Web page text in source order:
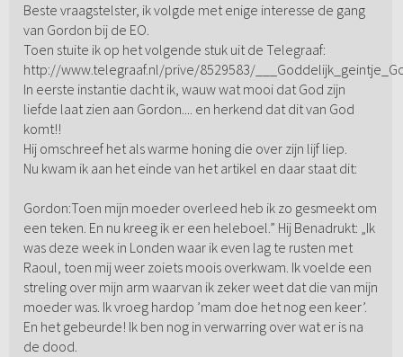
Beste vraagstelster, ik volgde met enige interesse de gang
van Gordon bij de EO.
Toen stuite ik op het volgende stuk uit de Telegraaf:
http://www.telegraaf.nl/prive/8529583/
In eerste instantie dacht ik, wauw wat mooi dat God zijn
liefde laat zien aan Gordon.... en herkend dat dit van God
komt!!
Hij omschreef het als warme honing die over zijn lijf liep.
Nu kwam ik aan het einde van het artikel en daar staat dit:
Gordon:Toen mijn moeder overleed heb ik zo gesmeekt om
een teken. En nu kreeg ik er een heleboel.” Hij Benadrukt: „Ik
was deze week in Londen waar ik even lag te rusten met
Raoul, toen mij weer zoiets moois overkwam. Ik voelde een
streling over mijn arm waarvan ik zeker weet dat die van mijn
moeder was. Ik vroeg hardop ’mam doe het nog een keer’.
En het gebeurde! Ik ben nog in verwarring over wat er is na
de dood.